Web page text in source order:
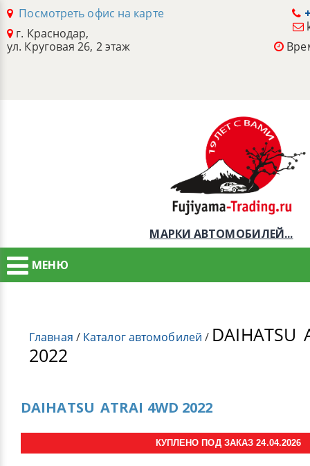
Посмотреть офис на карте
г. Краснодар,
ул. Круговая 26, 2 этаж
МАРКИ АВТОМОБИЛЕЙ...
МЕНЮ
Главная / Каталог автомобилей / DAIHATSU
2022
DAIHATSU ATRAI 4WD 2022
КУПЛЕНО ПОД ЗАКАЗ 24.04.2026